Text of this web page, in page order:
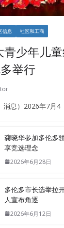
信息 社区和工商
少年儿
举行
消息）2026年7月4
龚晓华参加多伦多
享竞选理念
2026年6月28日
多伦多市长选举拉
人宣布角逐
2026年6月12日